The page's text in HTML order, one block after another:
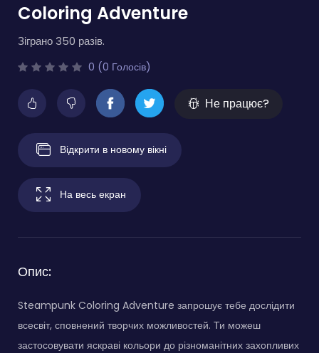
Coloring Adventure
Зіграно 350 разів.
0 (0 Голосів)
Не працює?
Відкрити в новому вікні
На весь екран
Опис:
Steampunk Coloring Adventure запрошує тебе дослідити
всесвіт, сповнений творчих можливостей. Ти можеш
застосовувати яскраві кольори до різноманітних захопливих